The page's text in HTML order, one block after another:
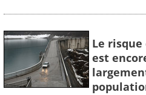
Le
est